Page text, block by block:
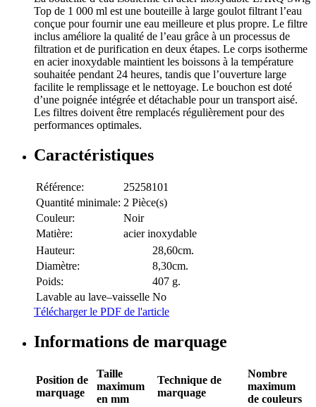
Top de 1 000 ml est une bouteille à large goulot filtrant l’eau
conçue pour fournir une eau meilleure et plus propre. Le filtre
inclus améliore la qualité de l’eau grâce à un processus de
filtration et de purification en deux étapes. Le corps isotherme
en acier inoxydable maintient les boissons à la température
souhaitée pendant 24 heures, tandis que l’ouverture large
facilite le remplissage et le nettoyage. Le bouchon est doté
d’une poignée intégrée et détachable pour un transport aisé.
Les filtres doivent être remplacés régulièrement pour des
performances optimales.
Caractéristiques
Référence:
25258101
Quantité minimale: 2 Pièce(s)
Couleur:
Noir
Matière:
acier inoxydable
Hauteur:
28,60cm.
Diamètre:
8,30cm.
Poids:
407 g.
Lavable au lave–vaisselle No
Télécharger le PDF de l'article
Informations de marquage
Position de
marquage
Taille
maximum
en mm
Technique de
marquage
Nombre
maximum
de couleurs